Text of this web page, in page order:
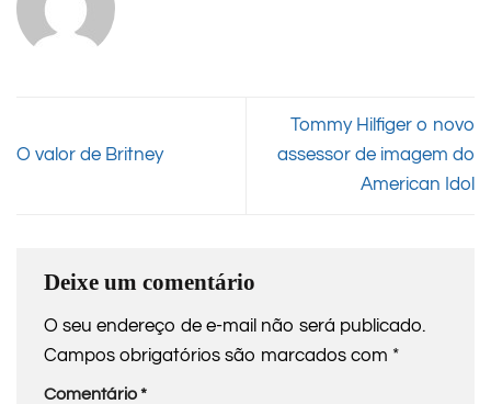
O valor de Britney
Tommy Hilfiger o novo
assessor de imagem do
American Idol
Deixe um comentário
O seu endereço de e-mail não será publicado.
Campos obrigatórios são marcados com *
Comentário*